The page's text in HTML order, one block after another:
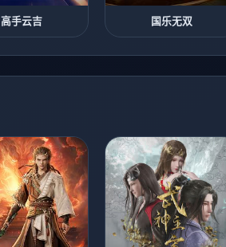
高手云吉 国乐无双